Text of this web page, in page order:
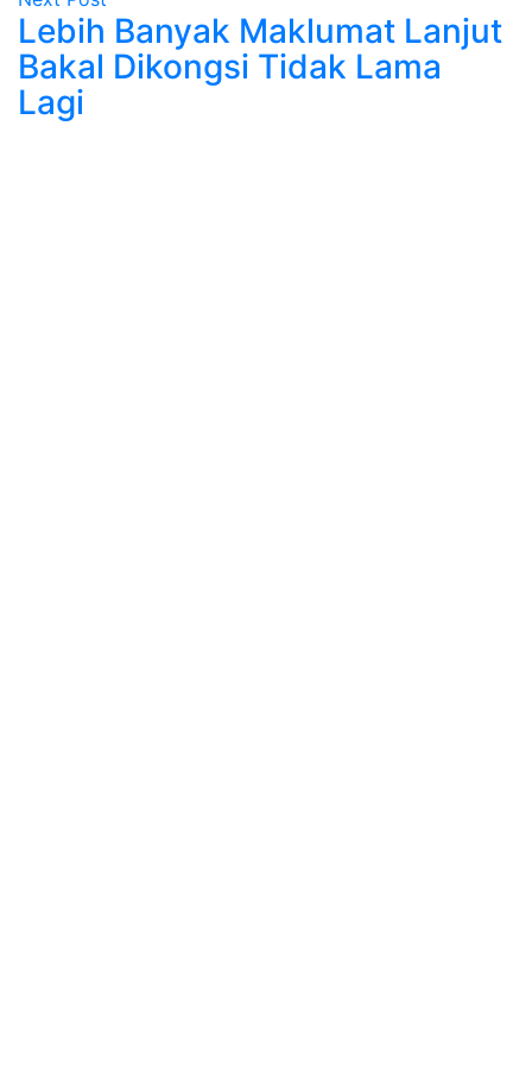
Lebih Banyak Maklumat Lanjut
Bakal Dikongsi Tidak Lama
Lagi